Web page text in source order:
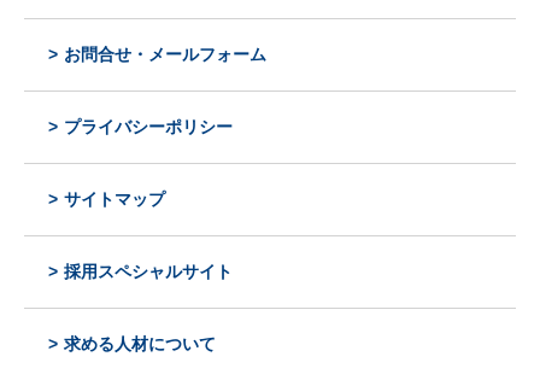
お問合せ・メールフォーム
プライバシーポリシー
サイトマップ
採用スペシャルサイト
求める人材について